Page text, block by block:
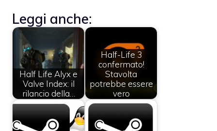
Leggi anche:
Half Life Alyx e
Valve Index: il
rilancio della…
Half-Life 3
confermato!
Stavolta
potrebbe essere
vero